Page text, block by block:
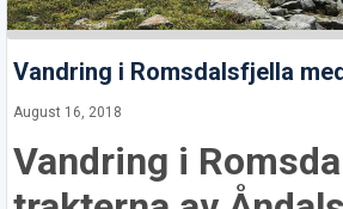
Vandring i Romsdalsfjella
August 16, 2018
Vandring i